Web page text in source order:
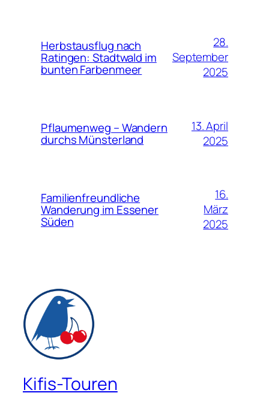
Herbstausflug nach
Ratingen: Stadtwald im
bunten Farbenmeer
28.
September
2025
Pflaumenweg – Wandern
durchs Münsterland
13. April
2025
Familienfreundliche
Wanderung im Essener
Süden
16.
März
2025
Kifis-Touren